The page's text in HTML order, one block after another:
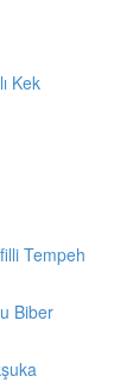
Kek
Tempeh
Biber